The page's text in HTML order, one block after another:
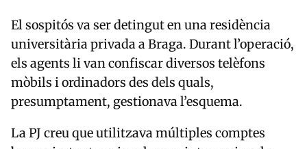
El sospitós va ser detingut en una residència
universitària privada a Braga. Durant l’operació,
els agents li van confiscar diversos telèfons
mòbils i ordinadors des dels quals,
presumptament, gestionava l’esquema.
La PJ creu que utilitzava múltiples comptes